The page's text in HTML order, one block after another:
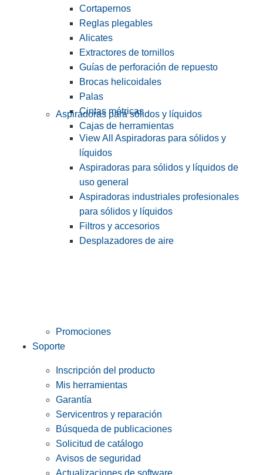
Cortapernos
Reglas plegables
Alicates
Extractores de tornillos
Guías de perforación de repuesto
Brocas helicoidales
Palas
Cintas métricas
Cajas de herramientas
Aspiradoras para sólidos y líquidos
View All Aspiradoras para sólidos y
líquidos
Aspiradoras para sólidos y líquidos de
uso general
Aspiradoras industriales profesionales
para sólidos y líquidos
Filtros y accesorios
Desplazadores de aire
Promociones
Soporte
Inscripción del producto
Mis herramientas
Garantía
Servicentros y reparación
Búsqueda de publicaciones
Solicitud de catálogo
Avisos de seguridad